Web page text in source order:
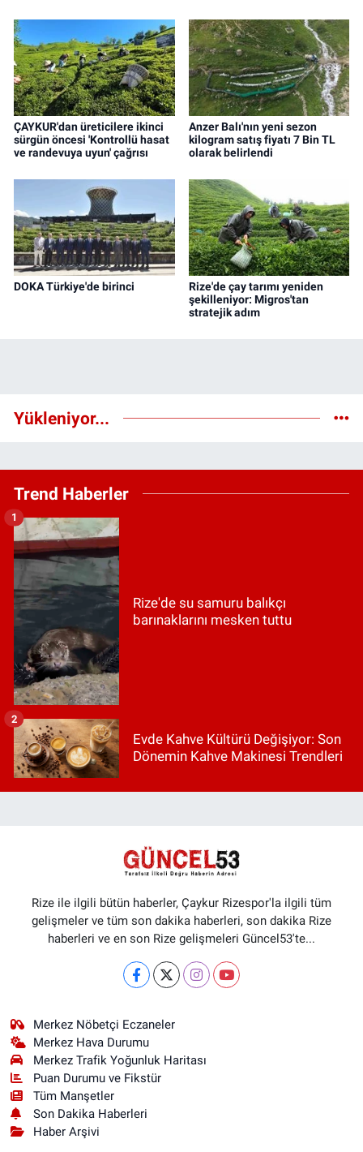
ÇAYKUR'dan üreticilere ikinci
sürgün öncesi 'Kontrollü hasat
ve randevuya uyun' çağrısı
Anzer Balı'nın yeni sezon
kilogram satış fiyatı 7 Bin TL
olarak belirlendi
DOKA Türkiye'de birinci
Rize'de çay tarımı yeniden
şekilleniyor: Migros'tan
stratejik adım
Yükleniyor...
Trend Haberler
Rize'de su samuru balıkçı
barınaklarını mesken tuttu
1
Evde Kahve Kültürü Değişiyor: Son
Dönemin Kahve Makinesi Trendleri
2
Rize ile ilgili bütün haberler, Çaykur Rizespor'la ilgili tüm
gelişmeler ve tüm son dakika haberleri, son dakika Rize
haberleri ve en son Rize gelişmeleri Güncel53'te...
Merkez Nöbetçi Eczaneler
Merkez Hava Durumu
Merkez Trafik Yoğunluk Haritası
Puan Durumu ve Fikstür
Tüm Manşetler
Son Dakika Haberleri
Haber Arşivi